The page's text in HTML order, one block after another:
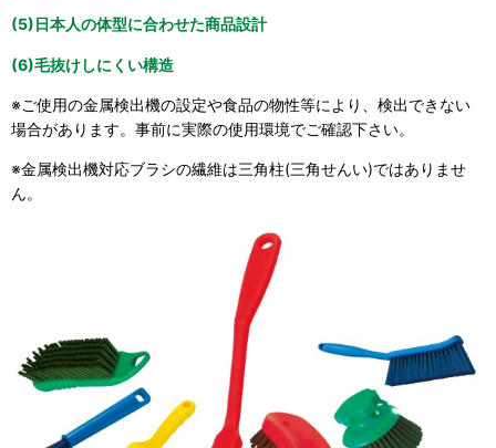
(5)日本人の体型に合わせた商品設計
(6)毛抜けしにくい構造
※ご使用の金属検出機の設定や食品の物性等により、検出できない
場合があります。事前に実際の使用環境でご確認下さい。
※金属検出機対応ブラシの繊維は三角柱(三角せんい)ではありませ
ん。